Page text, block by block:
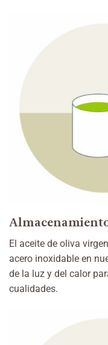
El aceite de oliva
acero inoxidable en
de la luz y del calor
cualidades.